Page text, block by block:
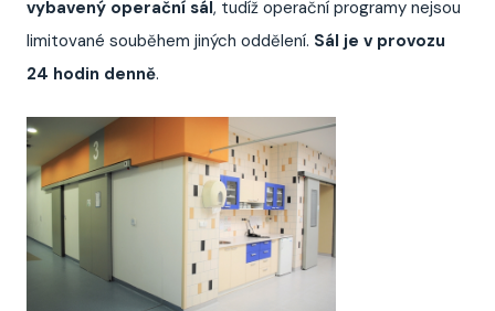
vybavený operační sál, tudíž operační programy nejsou
limitované souběhem jiných oddělení. Sál je v provozu
24 hodin denně.